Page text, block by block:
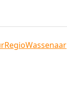
RegioWassenaar